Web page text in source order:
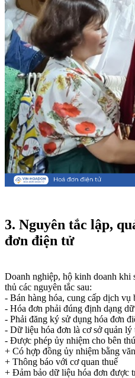
3. Nguyên tắc lập,
đơn điện tử
Doanh nghiệp, hộ kinh doanh khi
thủ các nguyên tắc sau:
- Bán hàng hóa, cung cấp dịch vụ
- Hóa đơn phải đúng định dạng
- Phải đăng ký sử dụng hóa đơn
- Dữ liệu hóa đơn là cơ sở quản lý
- Được phép ủy nhiệm cho bên
+ Có hợp đồng ủy nhiệm bằng
+ Thông báo với cơ quan thuế
+ Đảm bảo dữ liệu hóa đơn được